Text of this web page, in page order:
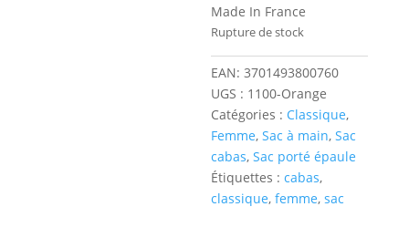
Made In France
Rupture de stock
EAN:3701493800760
UGS : 1100-Orange
Catégories : Classique,
Femme,Sac à main,Sac
cabas,Sac porté épaule
Étiquettes :cabas,
classique,femme,sac